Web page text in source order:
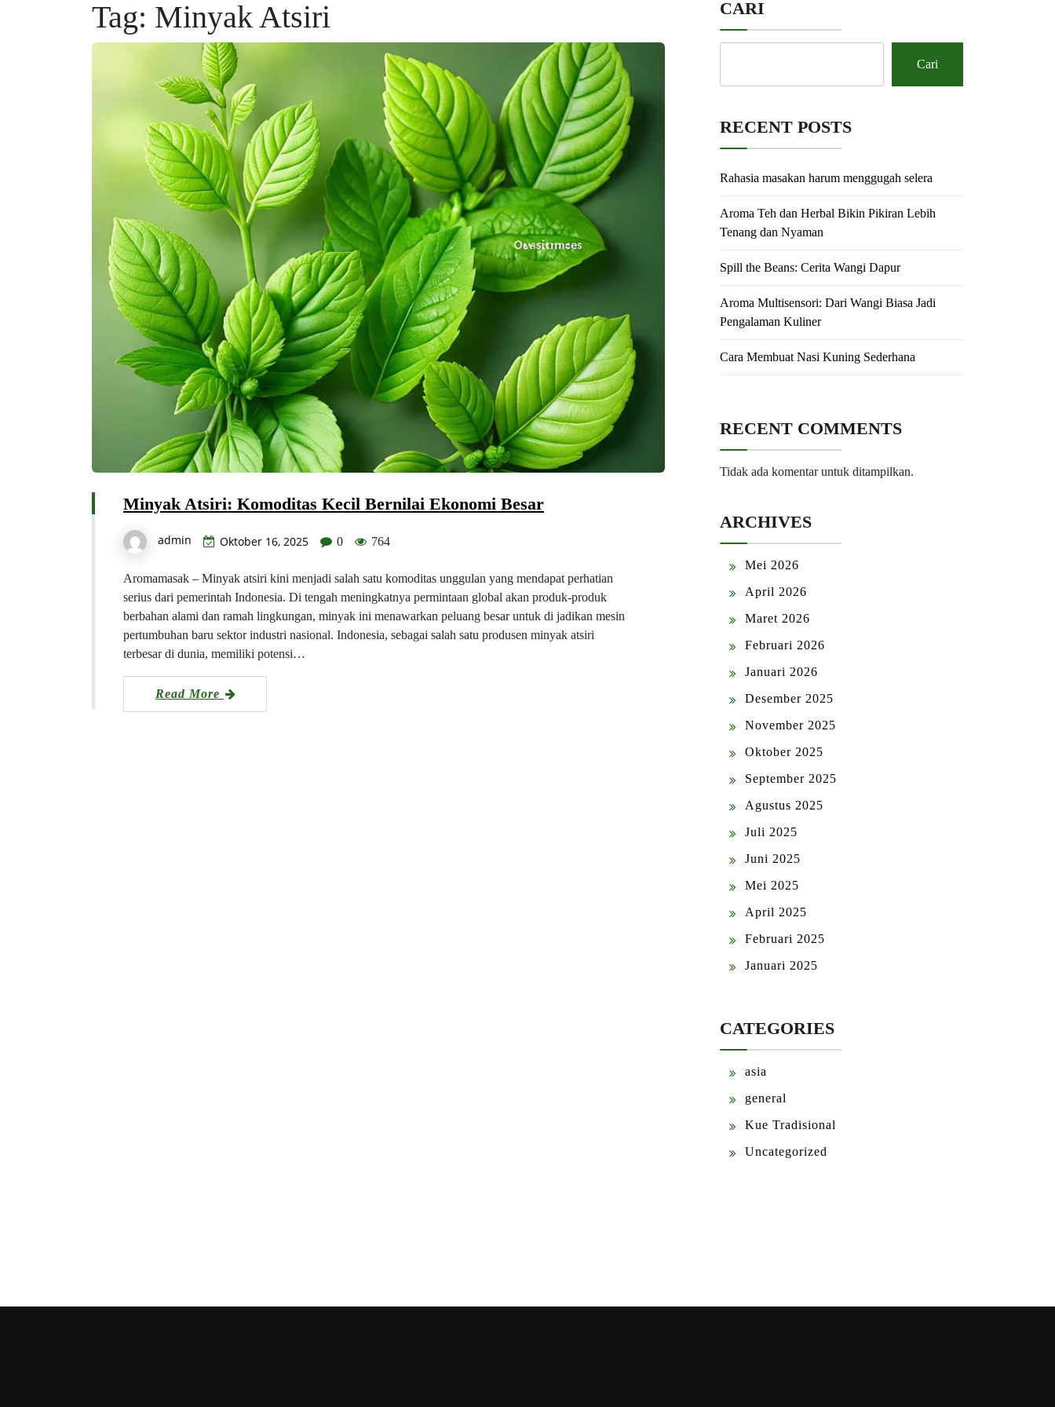
Tag: Minyak Atsiri
Minyak Atsiri: Komoditas Kecil Bernilai Ekonomi Besar
admin Oktober 16, 2025 0 764
Aromamasak – Minyak atsiri kini menjadi salah satu komoditas unggulan yang mendapat perhatian
serius dari pemerintah Indonesia. Di tengah meningkatnya permintaan global akan produk-produk
berbahan alami dan ramah lingkungan, minyak ini menawarkan peluang besar untuk di jadikan mesin
pertumbuhan baru sektor industri nasional. Indonesia, sebagai salah satu produsen minyak atsiri
terbesar di dunia, memiliki potensi…
Read More
CARI
Cari
RECENT POSTS
Rahasia masakan harum menggugah selera
Aroma Teh dan Herbal Bikin Pikiran Lebih
Tenang dan Nyaman
Spill the Beans: Cerita Wangi Dapur
Aroma Multisensori: Dari Wangi Biasa Jadi
Pengalaman Kuliner
Cara Membuat Nasi Kuning Sederhana
RECENT COMMENTS
Tidak ada komentar untuk ditampilkan.
ARCHIVES
Mei 2026
April 2026
Maret 2026
Februari 2026
Januari 2026
Desember 2025
November 2025
Oktober 2025
September 2025
Agustus 2025
Juli 2025
Juni 2025
Mei 2025
April 2025
Februari 2025
Januari 2025
CATEGORIES
asia
general
Kue Tradisional
Uncategorized